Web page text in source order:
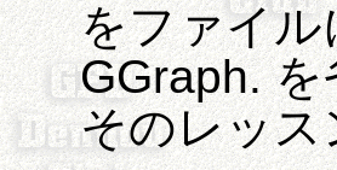
をファイル
GGraph.
そのレッス